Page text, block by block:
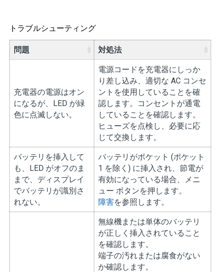
トラブルシューティング
問題 対処法
充電器の電源はオン
になるが、LED が緑
色に点滅しない。
電源コードを充電器にしっか
り差し込み、適切な AC コンセ
ントを使用していることを確
認します。コンセントが通電
していることを確認します。
ヒューズを点検し、必要に応
じて交換します。
バッテリを挿入して
も、LED がオフのま
まで、ディスプレイ
でバッテリが識別さ
れない。
バッテリがポケット (ポケット
1 を除く) に挿入され、節電が
有効になっている場合、メニ
ュー ボタンを押します。
障害を参照します。
無線機または単体のバッテリ
が正しく挿入されていること
を確認します。
端子の汚れまたは腐食がない
か確認します。